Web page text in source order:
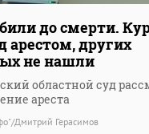
до смерти.
арестом, других
не нашли
областной суд
ареста
Дмитрий Герасимов